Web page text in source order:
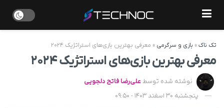
تک ناک» بازی و سرگرمی » معرفی بهترین بازی‌های استراتژیک ۲۰۲۴
معرفی بهترین بازی‌های استراتژیک ۲۰۲۴
نوشته شده توسط علی‌رضا فاتح دلجویی
پنجشنبه 30 اسفند 1403 - 09:50